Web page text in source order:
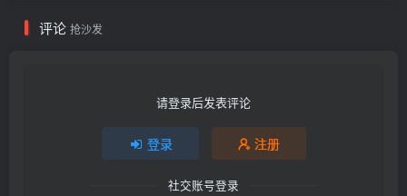
评论 抢沙发
请登录后发表评论
登录 注册
社交账号登录